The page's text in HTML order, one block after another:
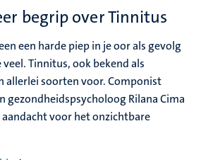
begrip over Tinnitus
een harde piep in je oor als gevolg
Tinnitus, ook bekend als
allerlei soorten voor. Componist
gezondheidspsycholoog Rilana Cima
voor het onzichtbare